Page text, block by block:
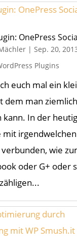
OnePress
| Sep. 20,
Plugins
euch mal ein
dem man
kann. In der
mit irgendwelchen
wie
oder G+ oder